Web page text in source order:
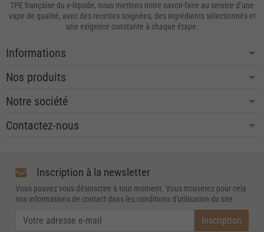
TPE française du e-liquide, nous mettons notre savoir-faire au service d’une
vape de qualité, avec des recettes soignées, des ingrédients sélectionnés et
une exigence constante à chaque étape.
Informations
Nos produits
Notre société
Contactez-nous
Inscription à la newsletter
Vous pouvez vous désinscrire à tout moment. Vous trouverez pour cela
nos informations de contact dans les conditions d'utilisation du site.